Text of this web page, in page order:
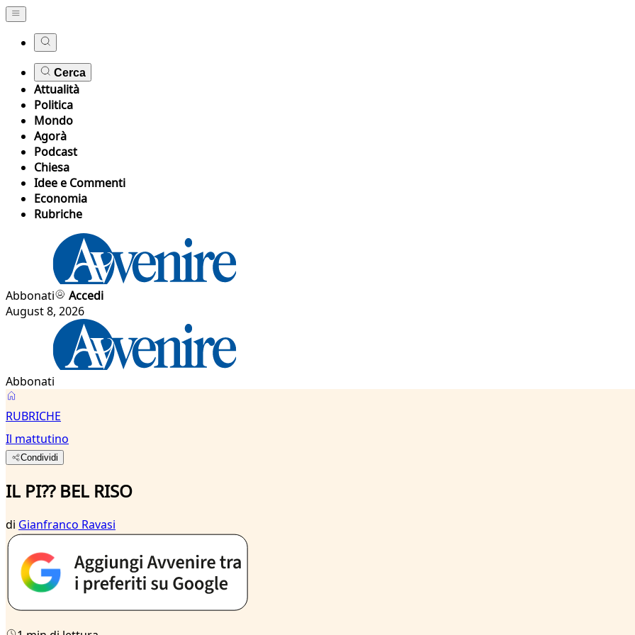
Cerca
Attualità
Politica
Mondo
Agorà
Podcast
Chiesa
Idee e Commenti
Economia
Rubriche
Abbonati
Accedi
August 8, 2026
Abbonati
RUBRICHE
Il mattutino
Condividi
IL PI?? BEL RISO
di Gianfranco Ravasi